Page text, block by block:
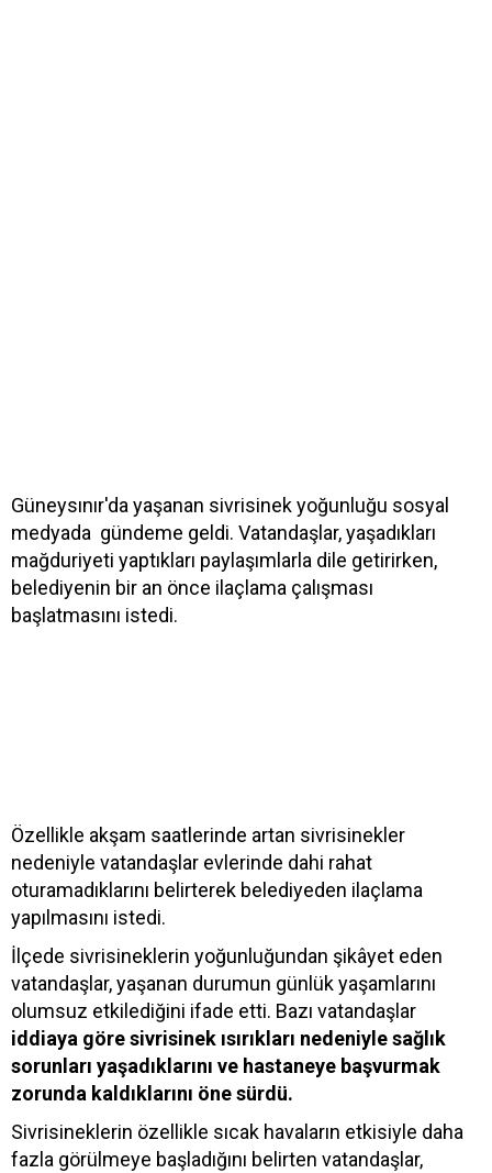
Güneysınır'da yaşanan sivrisinek yoğunluğu sosyal
medyada gündeme geldi. Vatandaşlar, yaşadıkları
mağduriyeti yaptıkları paylaşımlarla dile getirirken,
belediyenin bir an önce ilaçlama çalışması
başlatmasını istedi.
Özellikle akşam saatlerinde artan sivrisinekler
nedeniyle vatandaşlar evlerinde dahi rahat
oturamadıklarını belirterek belediyeden ilaçlama
yapılmasını istedi.
İlçede sivrisineklerin yoğunluğundan şikâyet eden
vatandaşlar, yaşanan durumun günlük yaşamlarını
olumsuz etkilediğini ifade etti. Bazı vatandaşlar
iddiaya göre sivrisinek ısırıkları nedeniyle sağlık
sorunları yaşadıklarını ve hastaneye başvurmak
zorunda kaldıklarını öne sürdü.
Sivrisineklerin özellikle sıcak havaların etkisiyle daha
fazla görülmeye başladığını belirten vatandaşlar,